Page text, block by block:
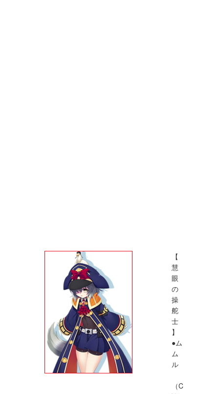
【
慧
眼
の
操
舵
士
】
●ム
ム
ル
（C